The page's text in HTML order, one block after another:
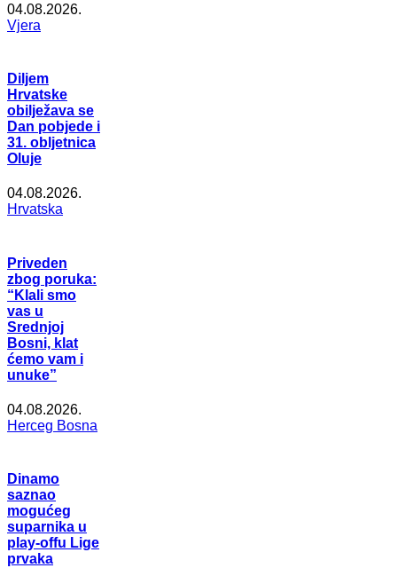
04.08.2026.
Vjera
Diljem
Hrvatske
obilježava se
Dan pobjede i
31. obljetnica
Oluje
04.08.2026.
Hrvatska
Priveden
zbog poruka:
“Klali smo
vas u
Srednjoj
Bosni, klat
ćemo vam i
unuke”
04.08.2026.
Herceg Bosna
Dinamo
saznao
mogućeg
suparnika u
play-offu Lige
prvaka